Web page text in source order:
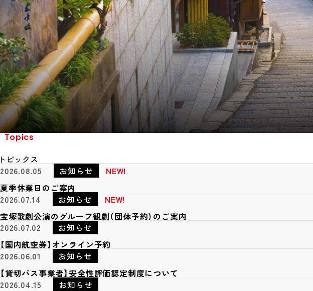
Topics
ピックス
2026.08.05
お知らせ
NEW!
夏季休業日のご案内
2026.07.14
お知らせ
NEW!
宝塚歌劇公演のグループ観劇（団体予約）のご案内
2026.07.02
お知らせ
【国内航空券】オンライン予約
2026.06.01
お知らせ
【貸切バス事業者】安全性評価認定制度について
2026.04.15
お知らせ